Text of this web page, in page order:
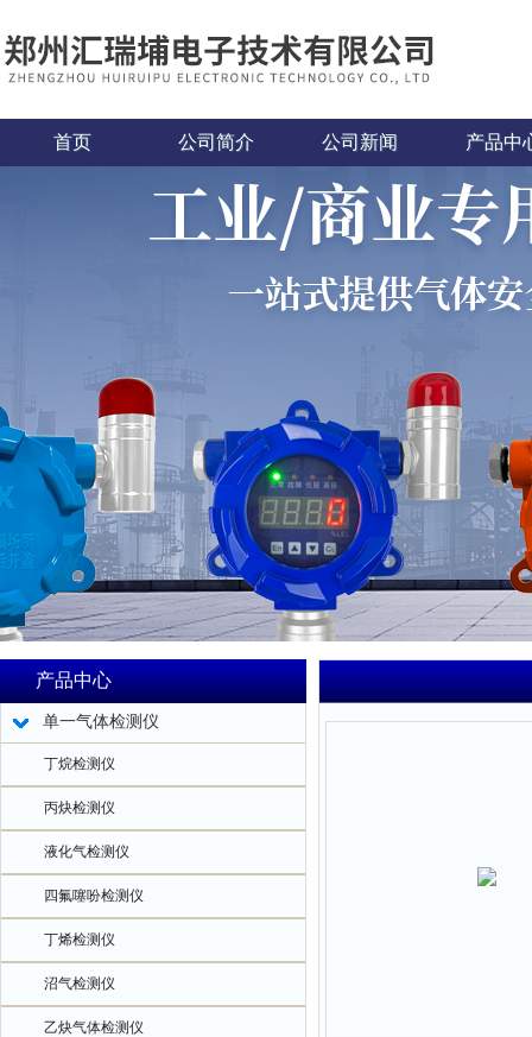
首页 公司简介 公司新闻 产品中
产品中心
单一气体检测仪
丁烷检测仪
丙炔检测仪
液化气检测仪
四氟噻吩检测仪
丁烯检测仪
沼气检测仪
乙炔气体检测仪